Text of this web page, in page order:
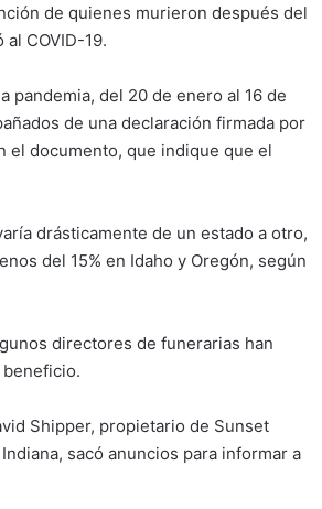
de quienes murieron después del
COVID-19.
pandemia, del 20 de enero al 16 de
de una declaración firmada por
documento, que indique que el
drásticamente de un estado a otro,
del 15% en Idaho y Oregón, según
directores de funerarias han
Shipper, propietario de Sunset
sacó anuncios para informar a